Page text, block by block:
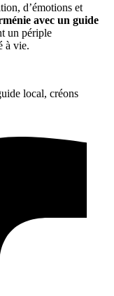
d’émotions et
avec un guide
un périple
à vie.
local, créons